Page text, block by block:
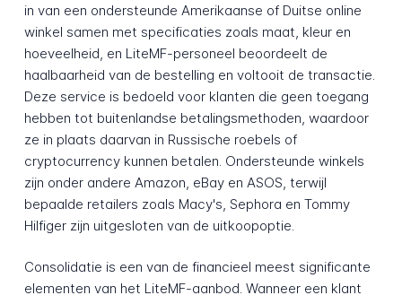
in van een ondersteunde Amerikaanse of Duitse online
winkel samen met specificaties zoals maat, kleur en
hoeveelheid, en LiteMF-personeel beoordeelt de
haalbaarheid van de bestelling en voltooit de transactie.
Deze service is bedoeld voor klanten die geen toegang
hebben tot buitenlandse betalings­methoden, waardoor
ze in plaats daarvan in Russische roebels of
cryptocurrency kunnen betalen. Ondersteunde winkels
zijn onder andere Amazon, eBay en ASOS, terwijl
bepaalde retailers zoals Macy's, Sephora en Tommy
Hilfiger zijn uitgesloten van de uitkoop­optie.
Consolidatie is een van de financieel meest significante
elementen van het LiteMF-aanbod. Wanneer een klant